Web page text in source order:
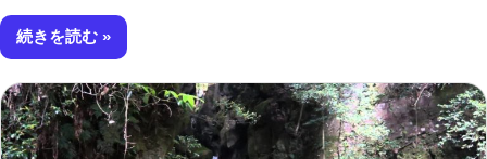
続きを読む